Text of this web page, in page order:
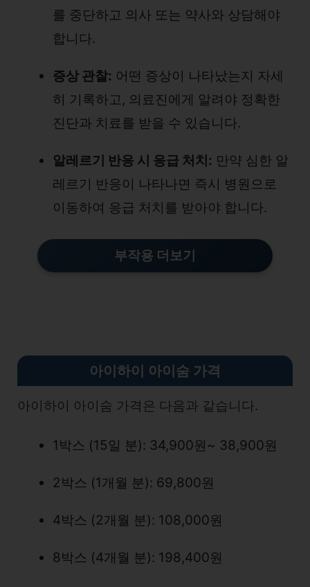
를 중단하고 의사 또는 약사와 상담해야
합니다.
증상 관찰: 어떤 증상이 나타났는지 자세
히 기록하고, 의료진에게 알려야 정확한
진단과 치료를 받을 수 있습니다.
알레르기 반응 시 응급 처치: 만약 심한 알
레르기 반응이 나타나면 즉시 병원으로
이동하여 응급 처치를 받아야 합니다.
부작용 더보기
아이하이 아이숨 가격
아이하이 아이숨 가격은 다음과 같습니다.
1박스 (15일 분): 34,900원~ 38,900원
2박스 (1개월 분): 69,800원
4박스 (2개월 분): 108,000원
8박스 (4개월 분): 198,400원